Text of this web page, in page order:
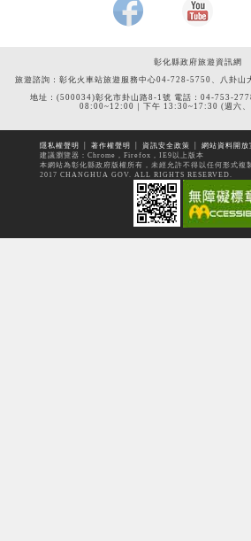
彰化縣政府旅遊資訊網
旅遊諮詢：彰化火車站旅遊服務中心04-728-5750、八卦山
地址：(500034)彰化市卦山路8-1號 電話：04-753-
08:00~12:00｜下午 13:30~17:30 (週六、
隱私權聲明 著作權聲明 資訊安全政策
網站資料開放
建議瀏覽器：Chrome，Firefox，IE9以上版本
本網站為彰化縣政府版權所有，未經允許不得以任何形式
2017 CHANGHUA GOV. ALL RIGHTS RESERVED.